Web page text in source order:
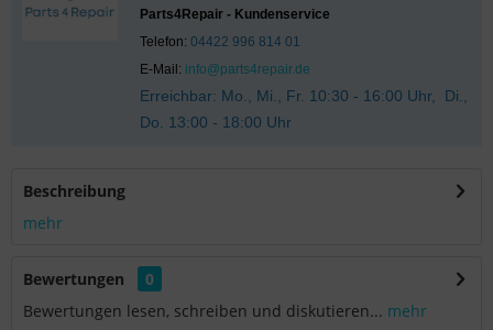
Parts4Repair - Kundenservice
Telefon: 04422 996 814 01
E-Mail: info@parts4repair.de
Erreichbar: Mo., Mi., Fr. 10:30 - 16:00 Uhr, Di.,
Do. 13:00 - 18:00 Uhr
Beschreibung
mehr
Bewertungen
0
Bewertungen lesen, schreiben und diskutieren... mehr